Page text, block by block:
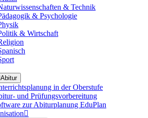
& Technik
& Psychologie
& Wirtschaft
Abitur
in der Oberstufe
und Prüfungsvorbereitung
zur Abiturplanung EduPlan
